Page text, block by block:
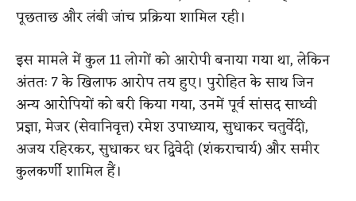
पूछताछ और लंबी जांच प्रक्रिया शामिल रही।
इस मामले में कुल 11 लोगों को आरोपी बनाया गया था, लेकिन
अंततः 7 के खिलाफ आरोप तय हुए। पुरोहित के साथ जिन
अन्य आरोपियों को बरी किया गया, उनमें पूर्व सांसद साध्वी
प्रज्ञा, मेजर (सेवानिवृत्त) रमेश उपाध्याय, सुधाकर चतुर्वेदी,
अजय रहिरकर, सुधाकर धर द्विवेदी (शंकराचार्य) और समीर
कुलकर्णी शामिल हैं।